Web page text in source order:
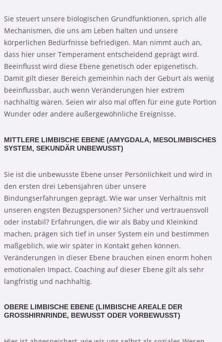
Sie steuert unsere biologischen Grundfunktionen, sprich alle
Mechanismen, die uns am Leben halten und unsere
körperlichen Bedürfnisse befriedigen. Man nimmt auch an,
dass hier unser Temperament entscheidend geprägt wird.
Beeinflusst wird diese Ebene genetisch oder epigenetisch.
Damit gilt dieser Bereich gemeinhin nach der Geburt als wenig
beeinflussbar, auch wenn Veränderungen hier extrem
nachhaltig wären. Seien wir also mal offen für eine gute Portion
Wunder oder andere außergewöhnliche Ereignisse.
MITTLERE LIMBISCHE EBENE (AMYGDALA, MESOLIMBISCHES
SYSTEM, SEKUNDÄR UNBEWUSST)
Sie ist die unbewusste Ebene unser Persönlichkeit und wird in
den ersten drei Lebensjahren über unsere
Bindungserfahrungen geprägt. Wie war unser Verhältnis mit
unseren engsten Bezugspersonen? Sicher und vertrauensvoll
oder instabil? Erfahrungen, die wir als Baby und Kleinkind
machen, prägen sich tief in unser System ein und bestimmen
maßgeblich, wie wir später in Kontakt gehen können.
Veränderungen in dieser Ebene brauchen einen enorm hohen
emotionalen Impact. Coaching auf dieser Ebene gilt als sehr
langfristig und nachhaltig.
OBERE LIMBISCHE EBENE (LIMBISCHE AREALE DER
GROSSHIRNRINDE, BEWUSST ODER VORBEWUSST)